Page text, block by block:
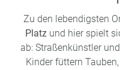
Zu den lebendigsten
Platz und hier spielt
ab: Straßenkünstler
Kinder füttern